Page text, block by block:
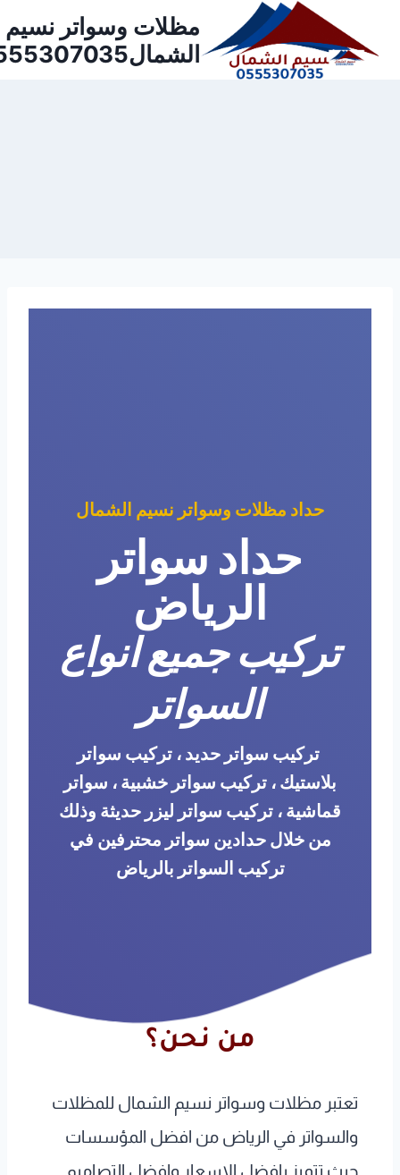
مظلات وسواتر نسيم
الشمال0555307035⁩⁩
حداد مظلات وسواتر نسيم الشمال
حداد سواتر
الرياض
تركيب جميع انواع
السواتر
تركيب سواتر حديد ، تركيب سواتر
بلاستيك ، تركيب سواتر خشبية ، سواتر
قماشية ، تركيب سواتر ليزر حديثة وذلك
من خلال حدادين سواتر محترفين في
تركيب السواتر بالرياض
من نحن؟
تعتبر مظلات وسواتر نسيم الشمال للمظلات
والسواتر في الرياض من افضل المؤسسات